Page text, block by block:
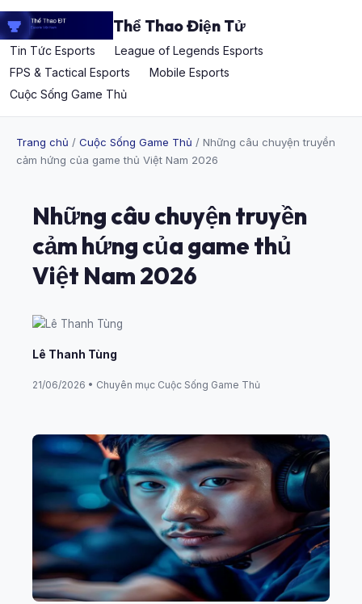
Thể Thao Điện Tử
Tin Tức Esports
League of Legends Esports
FPS & Tactical Esports
Mobile Esports
Cuộc Sống Game Thủ
Trang chủ / Cuộc Sống Game Thủ / Những câu chuyện truyền
cảm hứng của game thủ Việt Nam 2026
Những câu chuyện truyền
cảm hứng của game thủ
Việt Nam 2026
Lê Thanh Tùng
21/06/2026 • Chuyên mục Cuộc Sống Game Thủ